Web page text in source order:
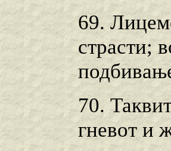
69.
страсти;
70.
гневот и